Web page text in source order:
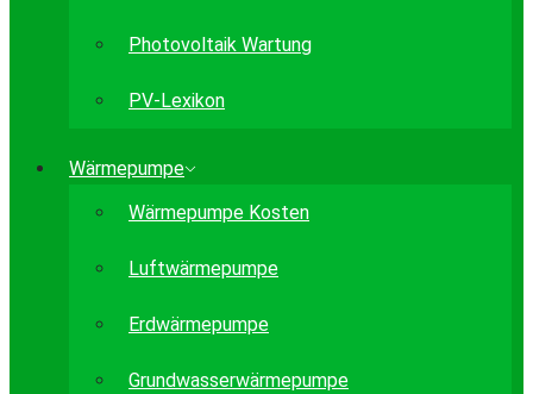
Photovoltaik Wartung
PV-Lexikon
Wärmepumpe
Wärmepumpe Kosten
Luftwärmepumpe
Erdwärmepumpe
Grundwasserwärmepumpe